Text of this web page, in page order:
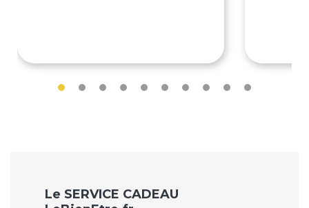
Le SERVICE CADEAU